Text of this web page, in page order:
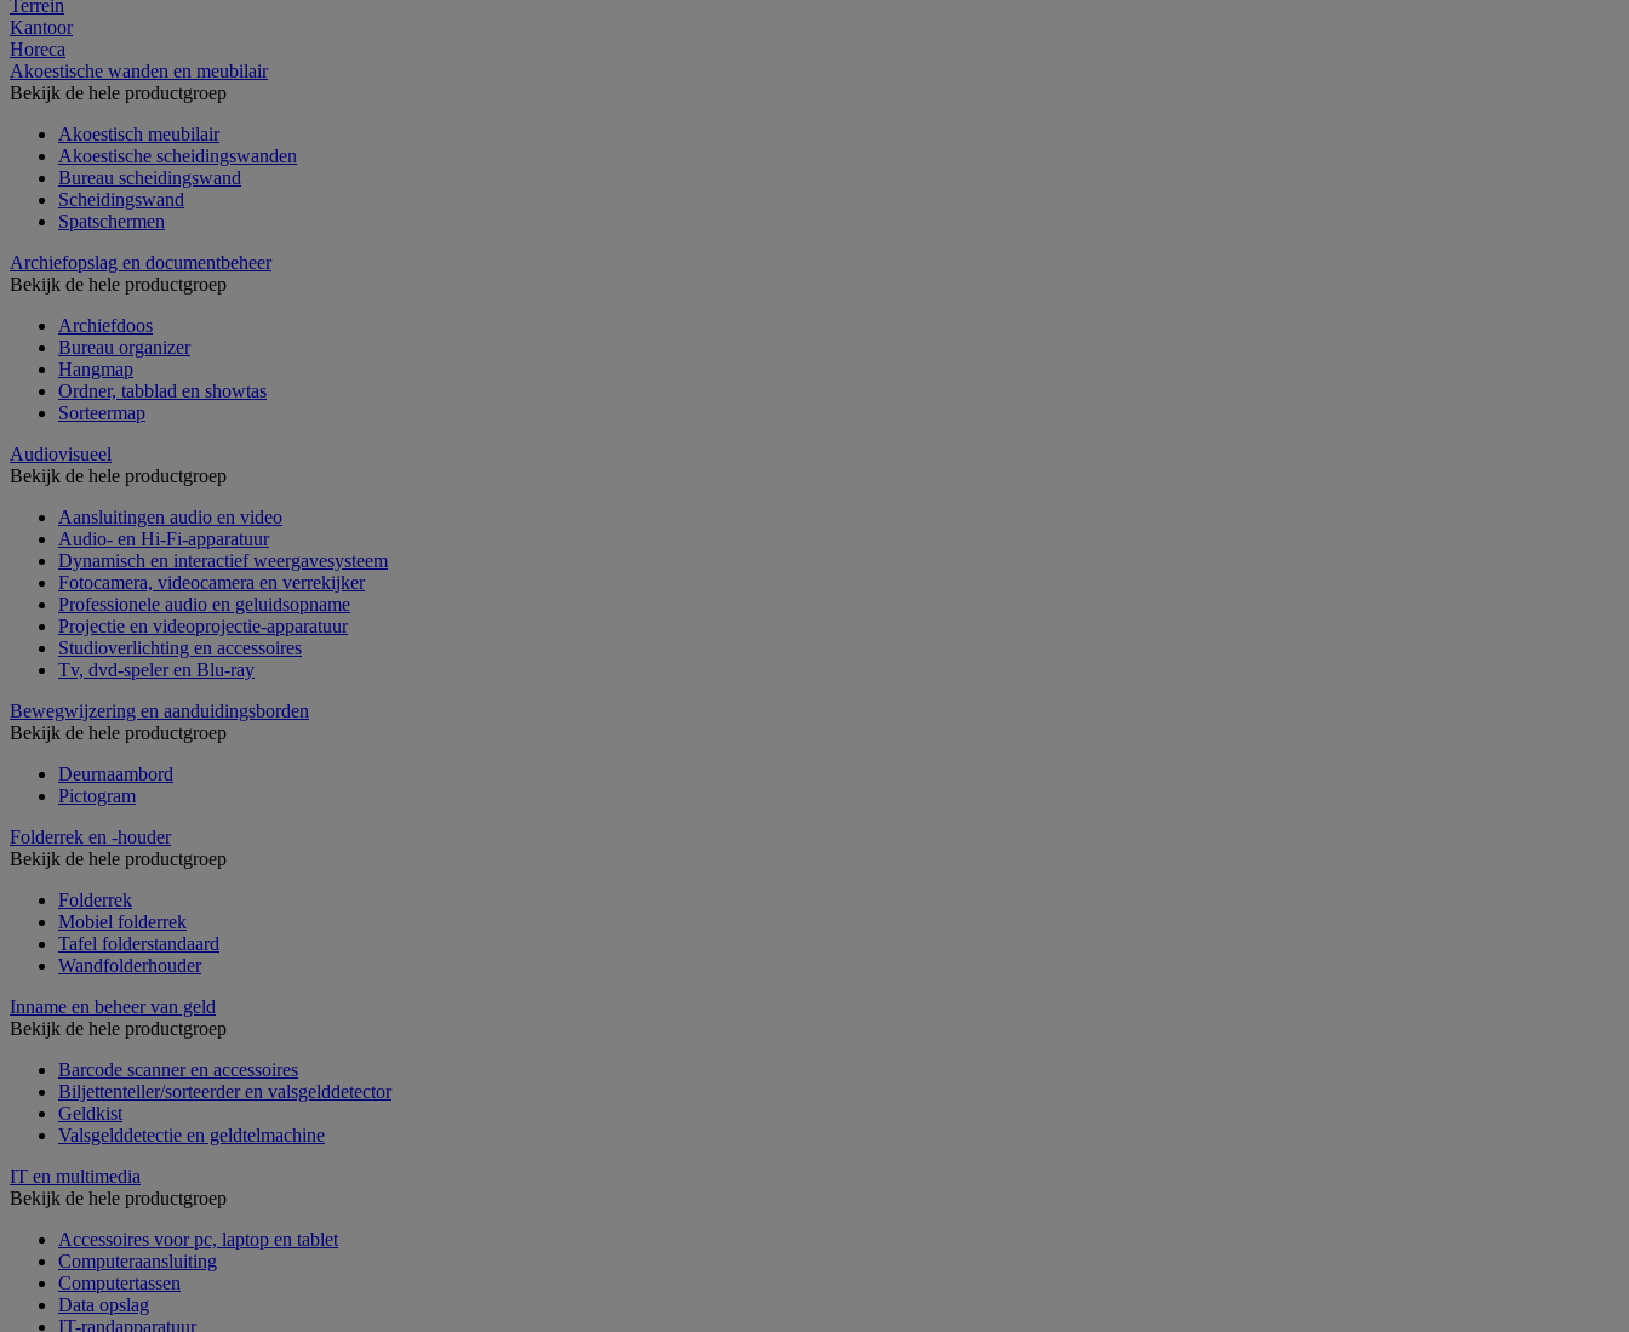
Terrein
Kantoor
Horeca
Akoestische wanden en meubilair
Bekijk de hele productgroep
Akoestisch meubilair
Akoestische scheidingswanden
Bureau scheidingswand
Scheidingswand
Spatschermen
Archiefopslag en documentbeheer
Bekijk de hele productgroep
Archiefdoos
Bureau organizer
Hangmap
Ordner, tabblad en showtas
Sorteermap
Audiovisueel
Bekijk de hele productgroep
Aansluitingen audio en video
Audio- en Hi-Fi-apparatuur
Dynamisch en interactief weergavesysteem
Fotocamera, videocamera en verrekijker
Professionele audio en geluidsopname
Projectie en videoprojectie-apparatuur
Studioverlichting en accessoires
Tv, dvd-speler en Blu-ray
Bewegwijzering en aanduidingsborden
Bekijk de hele productgroep
Deurnaambord
Pictogram
Folderrek en -houder
Bekijk de hele productgroep
Folderrek
Mobiel folderrek
Tafel folderstandaard
Wandfolderhouder
Inname en beheer van geld
Bekijk de hele productgroep
Barcode scanner en accessoires
Biljettenteller/sorteerder en valsgelddetector
Geldkist
Valsgelddetectie en geldtelmachine
IT en multimedia
Bekijk de hele productgroep
Accessoires voor pc, laptop en tablet
Computeraansluiting
Computertassen
Data opslag
IT-randapparatuur